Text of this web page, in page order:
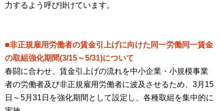
力するよう呼び掛けています。
■非正規雇用労働者の賃金引上げに向けた同一労働同一賃金
の取組強化期間(3/15～5/31)について
春闘に合わせ、賃金引上げの流れを中小企業・小規模事業
者の労働者及び非正規雇用労働者に波及させるため、3月15
日～5月31日を強化期間として設定し、各種取組を集中的に